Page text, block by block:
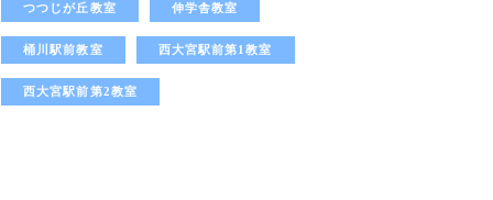
つつじが丘教室 伸学舎教室
桶川駅前教室 西大宮駅前第1教室
西大宮駅前第2教室